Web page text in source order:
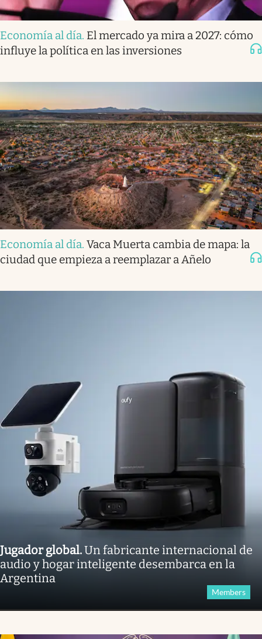
Economía al día. El mercado ya mira a 2027: cómo
influye la política en las inversiones
Economía al día. Vaca Muerta cambia de mapa: la
ciudad que empieza a reemplazar a Añelo
Jugador global.Un fabricante internacional de
audio y hogar inteligente desembarca en la
Argentina
Members